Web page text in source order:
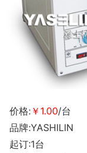
价格: ￥1.00/台
品牌:YASHILIN
起订:1台